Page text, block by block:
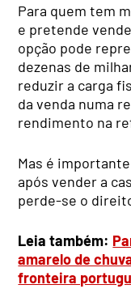
Para quem tem
e pretende
opção pode
dezenas de
reduzir a carga
da venda numa
rendimento na
Mas é
após vender a
perde-se o
Leia também:
amarelo de
fronteira